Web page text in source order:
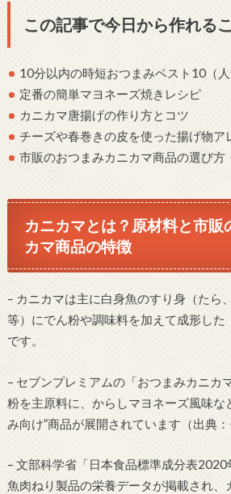
この記事で今日から作れる
10分以内の時短おつまみベスト10（人
定番の簡単マヨネーズ焼きレシピ
カニカマ唐揚げの作り方とコツ
チーズや春巻きの皮を使った揚げ物ア
市販のおつまみカニカマ商品の選び方
カニカマとは？原材料と市販
カマ商品の特徴
– カニカマは主に白身魚のすり身（たら
等）にでん粉や調味料を加えて成形した
です。
– セブンプレミアムの「おつまみカニカ
粉を主原料に、からしマヨネーズ風味な
み向け”商品が展開されています（出典：
– 文部科学省「日本食品標準成分表2020
魚肉ねり製品の栄養データが掲載され、